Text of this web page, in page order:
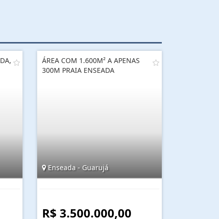
ÁREA COM 1.600M² A APENAS
300M PRAIA ENSEADA
Enseada - Guarujá
R$ 3.500.000,00